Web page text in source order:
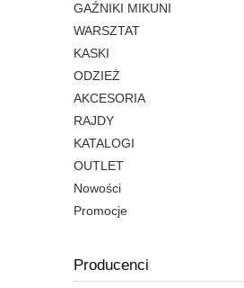
GAŹNIKI MIKUNI
WARSZTAT
KASKI
ODZIEŻ
AKCESORIA
RAJDY
KATALOGI
OUTLET
Nowości
Promocje
Producenci